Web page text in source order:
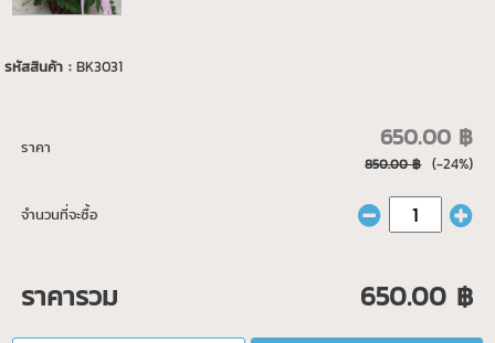
รหัสสินค้า :BK3031
ราคา 650.00 ฿
850.00 ฿ (-24%)
จำนวนที่จะซื้อ
ราคารวม 650.00 ฿